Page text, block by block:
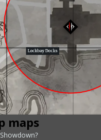
maps